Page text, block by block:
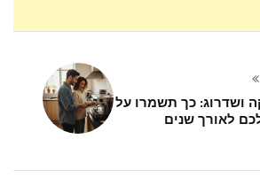
ושדרוג: כך תשמרו על
לאורך שנים